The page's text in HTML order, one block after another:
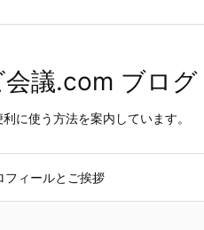
議.com ブログ
に使う方法を案内しています。
フィールとご挨拶